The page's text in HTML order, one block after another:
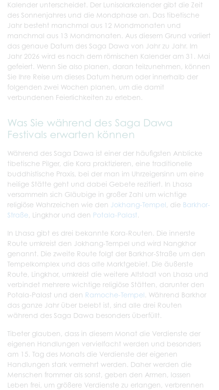
Kalender unterscheidet. Der Lunisolarkalender gibt die Zeit
des Sonnenjahres und die Mondphase an. Das tibetische
Jahr besteht manchmal aus 12 Mondmonaten und
manchmal aus 13 Mondmonaten. Aus diesem Grund variiert
das genaue Datum des Saga Dawa von Jahr zu Jahr. Im
Jahr 2026 wird es nach dem römischen Kalender am 31. Mai
gefeiert. Wenn Sie also planen, daran teilzunehmen, können
Sie Ihre Reise um dieses Datum herum oder innerhalb der
folgenden zwei Wochen planen, um die damit
verbundenen Feierlichkeiten zu erleben.
Was Sie während des Saga Dawa
Festivals erwarten können
Während des Saga Dawa ist einer der häufigsten Anblicke
tibetische Pilger, die Kora praktizieren, eine traditionelle
buddhistische Praxis, bei der man im Uhrzeigersinn um eine
heilige Stätte geht und dabei Gebete rezitiert. In Lhasa
versammeln sich Gläubige in großer Zahl um wichtige
religiöse Wahrzeichen wie den Jokhang-Tempel, die Barkhor-
Straße, Lingkhor und den Potala-Palast
In Lhasa gibt es drei bekannte Kora-Routen. Die innerste
Route umkreist den Jokhang-Tempel und wird Nangkhor
genannt. Die zweite Route folgt der Barkhor-Straße um den
Tempelkomplex und das alte Marktgebiet. Die äußerste
Route, Lingkhor, umkreist die weitere Altstadt von Lhasa und
verbindet mehrere wichtige religiöse Stätten, darunter den
Potala-Palast und den Ramoche-Tempel . Während Barkhor
das ganze Jahr über belebt ist, sind alle drei Routen
während des Saga Dawa besonders überfüllt.
Tibeter glauben, dass in diesem Monat die Verdienste der
eigenen Handlungen vervielfacht werden und besonders
am 15. Tag des Monats die Verdienste der eigenen
Handlungen stark vermehrt werden. Daher werden die
Menschen frommer als sonst, geben den Armen, lassen
Leben frei, um größere Verdienste zu erlangen, verbrennen